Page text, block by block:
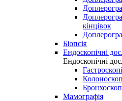
кінцівок
Біопсія
Ендоскопічні
Ендоскопічні
Мамографія